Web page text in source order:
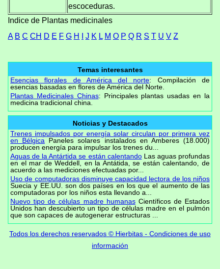
escoceduras.
Indice de Plantas medicinales
A B C CH D E F G H J K L M O P Q R S T U V Z
Temas interesantes
Esencias florales de América del norte: Compilación de
esencias basadas en flores de América del Norte.
Plantas Medicinales Chinas: Principales plantas usadas en la
medicina tradicional china.
Noticias y Destacados
Trenes impulsados por energía solar circulan por primera vez
en Bélgica Paneles solares instalados en Amberes (18.000)
producen energía para impulsar los trenes du...
Aguas de la Antártida se están calentandoLas aguas profundas
en el mar de Weddell, en la Antátida, se están calentando, de
acuerdo a las mediciones efectuadas por...
Uso de computadoras disminuye capacidad lectora de los niños
Suecia y EE.UU. son dos países en los que el aumento de las
computadoras por los niños esta llevando a...
Nuevo tipo de células madre humanasCientíficos de Estados
Unidos han descubierto un tipo de células madre en el pulmón
que son capaces de autogenerar estructuras ...
Todos los derechos reservados © Hierbitas - Condiciones de uso
información